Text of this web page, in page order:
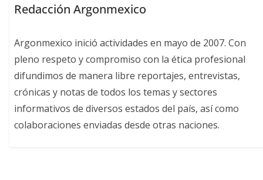
Redacción Argonmexico
Argonmexico inició actividades en mayo de 2007. Con
pleno respeto y compromiso con la ética profesional
difundimos de manera libre reportajes, entrevistas,
crónicas y notas de todos los temas y sectores
informativos de diversos estados del país, así como
colaboraciones enviadas desde otras naciones.